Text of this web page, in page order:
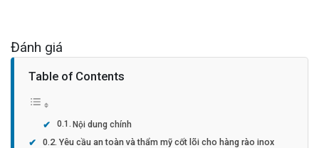
Đánh giá
Table of Contents
Nội dung chính
Yêu cầu an toàn và thẩm mỹ cốt lõi cho hàng rào inox